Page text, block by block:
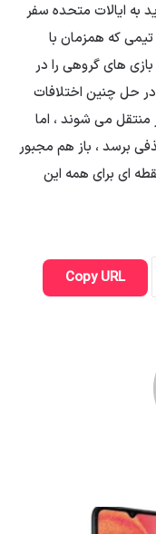
به ایالات متحده سفر
که همزمان با
های گروهی را در
در حل چنین اختلافات
منتقل می شوند ، اما
برسد ، باز هم مجبور
ای برای همه این
Copy URL